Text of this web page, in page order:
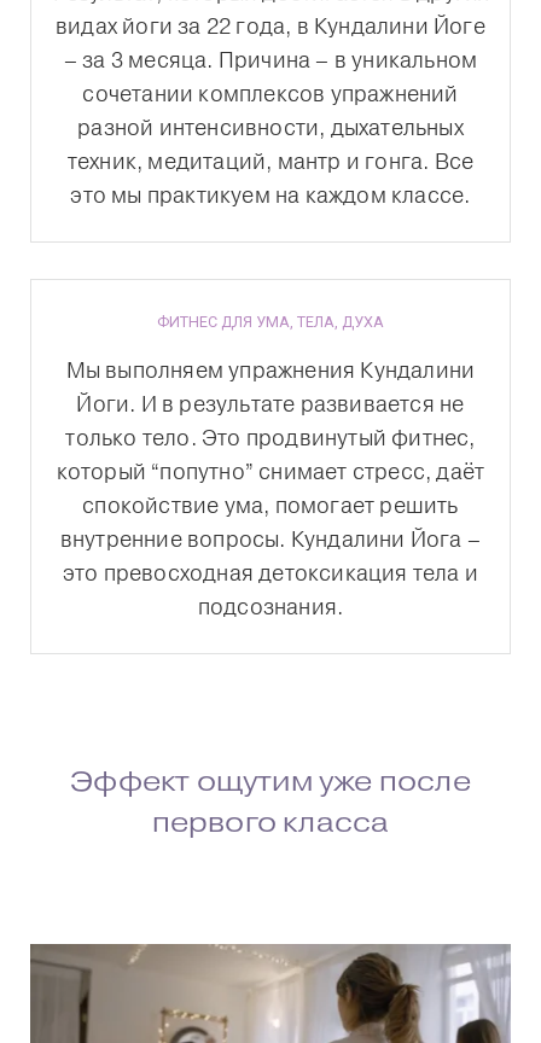
видах йоги за 22 года, в Кундалини Йоге
– за 3 месяца. Причина – в уникальном
сочетании комплексов упражнений
разной интенсивности, дыхательных
техник, медитаций, мантр и гонга. Все
это мы практикуем на каждом классе.
ФИТНЕС ДЛЯ УМА, ТЕЛА, ДУХА
Мы выполняем упражнения Кундалини
Йоги. И в результате развивается не
только тело. Это продвинутый фитнес,
который “попутно” снимает стресс, даёт
спокойствие ума, помогает решить
внутренние вопросы. Кундалини Йога –
это превосходная детоксикация тела и
подсознания.
Эффект ощутим уже после
первого класса